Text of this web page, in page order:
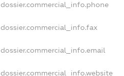
dossier.commercial_info.phone
dossier.commercial_info.fax
dossier.commercial_info.email
dossier.commercial_info.website